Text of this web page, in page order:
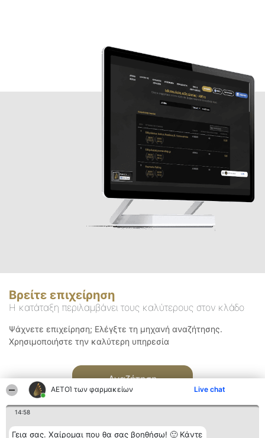
ΑΕΤΟΊ των φαρμακείων Live chat
14:58
Γεια σας. Χαίρομαι που θα σας βοηθήσω! 🙂 Κάντε
Βρείτε επιχείρηση
Η κατάταξη περιλαμβάνει τους καλύτερους στον κλάδο
Ψάχνετε επιχείρηση; Ελέγξτε τη μηχανή αναζήτησης.
Χρησιμοποιήστε την καλύτερη υπηρεσία
Αναζήτηση